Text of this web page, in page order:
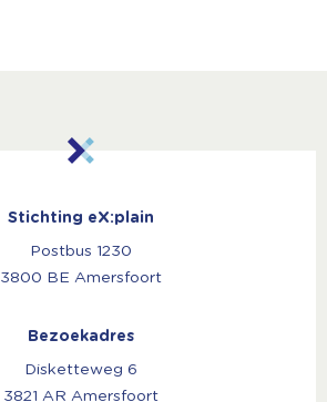
Stichting eX:plain
Postbus 1230
3800 BE Amersfoort
Bezoekadres
Disketteweg 6
3821 AR Amersfoort